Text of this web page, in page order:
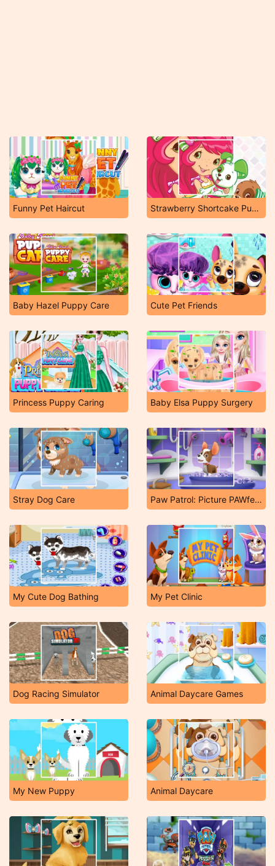
Funny Pet Haircut Strawberry Shortcake Puppy Care
Baby Hazel Puppy Care Cute Pet Friends
Princess Puppy Caring Baby Elsa Puppy Surgery
Stray Dog Care Paw Patrol: Picture PAWfect Dress-Up
My Cute Dog Bathing My Pet Clinic
Dog Racing Simulator Animal Daycare Games
My New Puppy Animal Daycare